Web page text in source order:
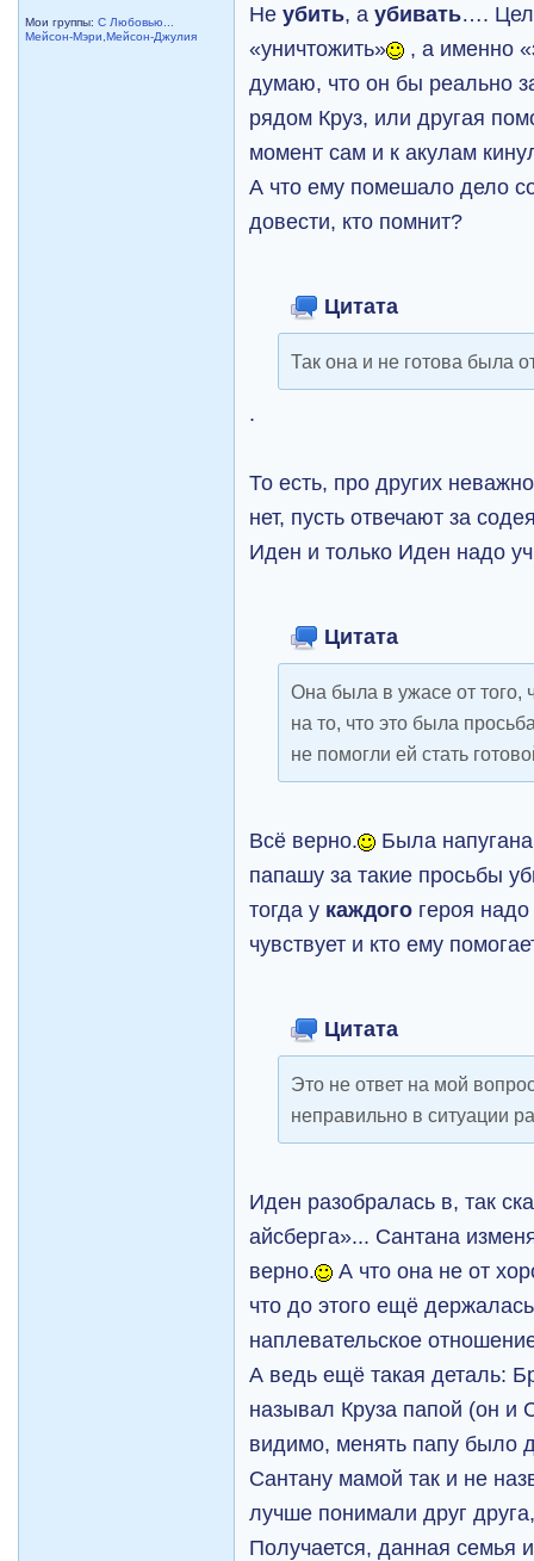
Мои группы:С Любовью...
Мейсон-Мэри,Мейсон-Джулия
Неубить, аубивать….
«уничтожить»
, а именно
думаю, что он бы реально
рядом Круз, или другая
момент сам и к акулам
А что ему помешало дело
довести, кто помнит?
Цитата
Так она и не готова была
.
То есть, про других
нет, пусть отвечают за
Иден и только Иден надо
Цитата
Она была в ужасе от того,
на то, что это была
не помогли ей стать
Всё верно.
Была
папашу за такие просьбы
тогда у каждого героя
чувствует и кто ему
Цитата
Это не ответ на мой
неправильно в ситуации
Иден разобралась в, так
айсберга»... Сантана
верно.
А что она не от
что до этого ещё
наплевательское
А ведь ещё такая деталь:
называл Круза папой (он и
видимо, менять папу было
Сантану мамой так и не
лучше понимали друг
Получается, данная семья